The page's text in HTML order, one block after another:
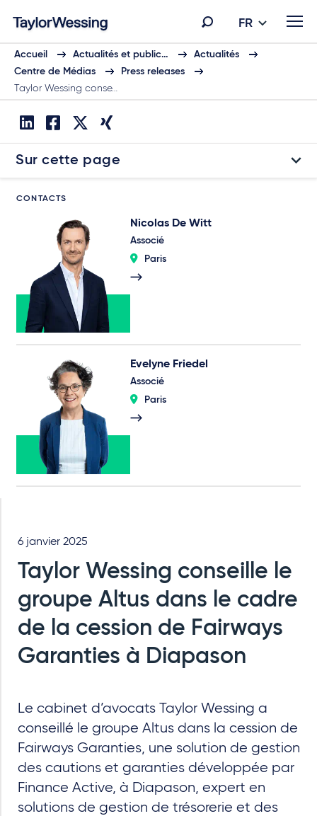
FR
Accueil Actualités et public…
Actualités
Centre de Médias
Press releases
Taylor Wessing conse…
Sur cette page
CONTACTS
Nicolas De Witt
Associé
Paris
Evelyne Friedel
Associé
Paris
6 janvier 2025
Taylor Wessing conseille le
groupe Altus dans le cadre
de la cession de Fairways
Garanties à Diapason
Le cabinet d’avocats Taylor Wessing a
conseillé le groupe Altus dans la cession de
Fairways Garanties, une solution de gestion
des cautions et garanties développée par
Finance Active, à Diapason, expert en
solutions de gestion de trésorerie et des